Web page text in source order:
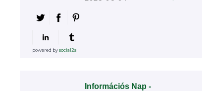
powered bysocial2s
Információs Nap -